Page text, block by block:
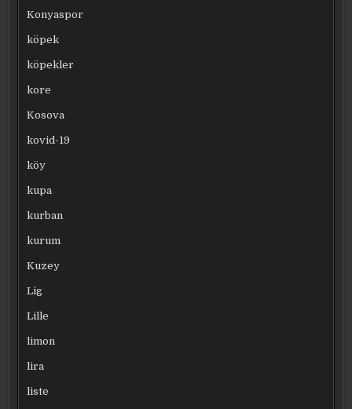
Konyaspor
köpek
köpekler
kore
Kosova
kovid-19
köy
kupa
kurban
kurum
Kuzey
Lig
Lille
limon
lira
liste